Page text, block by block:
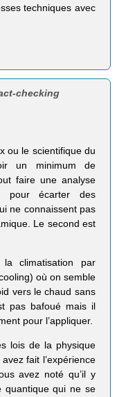
techniques avec
checking
ou le scientifique du
un minimum de
faire une analyse
pour écarter des
ne connaissent pas
Le second est
la climatisation par
où on semble
vers le chaud sans
pas bafoué mais il
pour l’appliquer.
lois de la physique
fait l’expérience
avez noté qu’il y
quantique qui ne se